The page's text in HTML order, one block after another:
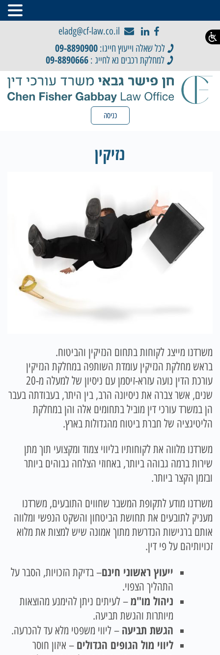
eladg@cf-law.co.il
לכל שאלה וייעוץ חייגו: 09-8890900
למחלקת רכבים נא לחייג : 09-8890666
כניסה
נזיקין
משרדנו מייצג לקוחות בתחום הנזיקין והביטוח.
בראש מחלקת הנזיקין עומדת השותפה במחלקת הנזיקין
עורכת הדין נועה עזרא-זיסמן עם ניסיון של למעלה מ-20
שנים, אשר צברה את ניסיונה הרב, בין היתר, בעבודתה בעבר
הן במשרד עורכי דין מוביל בתחומים אלה והן במחלקת
הליטיגציה של חברת ביטוח מהגדולות בארץ.
משרדנו מלווה את לקוחותיו בליווי צמוד ומקצועי תוך מתן
שירות ברמה גבוהה ביותר, באחוזי הצלחה גבוהים ביותר
ובזמן הקצר ביותר.
משרדנו מודע לתקופת המשבר שחווים התובעים, משרדנו
מעניק לתובעים את תחושת הביטחון והשקט הנפשי ומלווה
אותם ברגישות הנדרשת מתוך אמונה שיש למצות את מלוא
זכויותיהם על פי דין.
ייעוץ ראשוני חינם– בדיקת הזכויות, הסבר על
התהליך הצפוי.
ניהול מו"מ– לעיתים ניתן להימנע מהוצאות
מיותרות והגשת תביעה.
הגשת תביעה – ליווי משפטי מלא עד להכרעה.
ליווי מול הגופים הגדולים – איזון חוסר